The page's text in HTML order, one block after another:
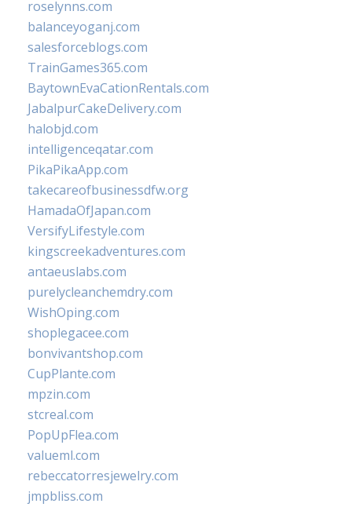
roselynns.com
balanceyoganj.com
salesforceblogs.com
TrainGames365.com
BaytownEvaCationRentals.com
JabalpurCakeDelivery.com
halobjd.com
intelligenceqatar.com
PikaPikaApp.com
takecareofbusinessdfw.org
HamadaOfJapan.com
VersifyLifestyle.com
kingscreekadventures.com
antaeuslabs.com
purelycleanchemdry.com
WishOping.com
shoplegacee.com
bonvivantshop.com
CupPlante.com
mpzin.com
stcreal.com
PopUpFlea.com
valueml.com
rebeccatorresjewelry.com
jmpbliss.com